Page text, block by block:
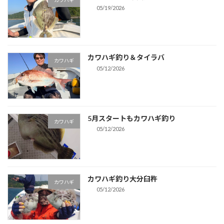
05/19/2026
カワハギ カワハギ釣り＆タイラバ
05/12/2026
カワハギ 5月スタートもカワハギ釣り
05/12/2026
カワハギ カワハギ釣り大分臼杵
05/12/2026